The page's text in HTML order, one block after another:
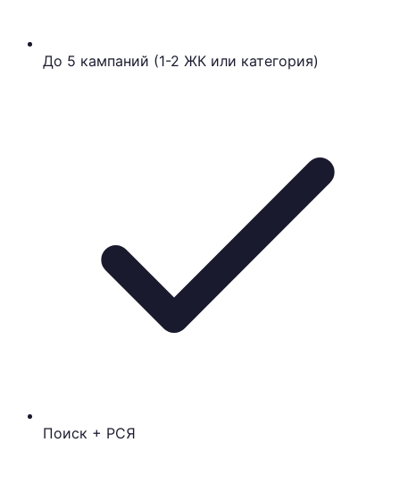
До 5 кампаний (1-2 ЖК или категория)
Поиск + РСЯ